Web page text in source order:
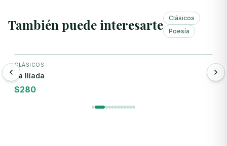
También puede interesarte
Clásicos
Poesía
CLÁSICOS
La Ilíada
$280